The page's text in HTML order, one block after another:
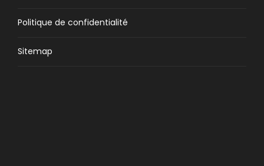
Politique de confidentialité
Sitemap